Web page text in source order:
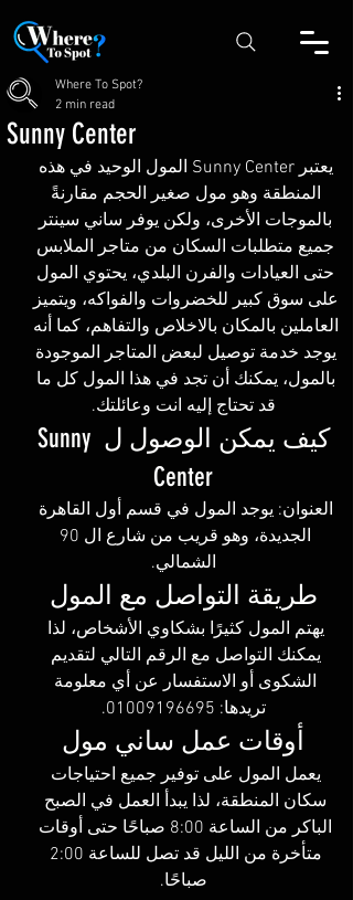
Sunny Center
Where To Spot?
2 min read
يعتبر Sunny Center المول الوحيد في هذه
المنطقة وهو مول صغير الحجم مقارنةً
بالموجات الأخرى، ولكن يوفر ساني سينتر
جميع متطلبات السكان من متاجر الملابس
حتى العيادات والفرن البلدي، يحتوي المول
على سوق كبير للخضروات والفواكه، ويتميز
العاملين بالمكان بالاخلاص والتفاهم، كما أنه
يوجد خدمة توصيل لبعض المتاجر الموجودة
بالمول، يمكنك أن تجد في هذا المول كل ما
قد تحتاج إليه انت وعائلتك.
كيف يمكن الوصول ل Sunny
Center
العنوان: يوجد المول في قسم أول القاهرة
الشمالي.
طريقة التواصل مع المول
يهتم المول كثيرًا بشكاوي الأشخاص، لذا
يمكنك التواصل مع الرقم التالي لتقديم
الشكوى أو الاستفسار عن أي معلومة
تريدها: ‏‪01009196695‬‏.
أوقات عمل ساني مول
يعمل المول على توفير جميع احتياجات
سكان المنطقة، لذا يبدأ العمل في الصبح
الباكر من الساعة 8:00 صباحًا حتى أوقات
صباحًا.